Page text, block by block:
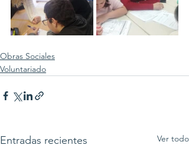
Obras Sociales
Voluntariado
Entradas recientes Ver todo